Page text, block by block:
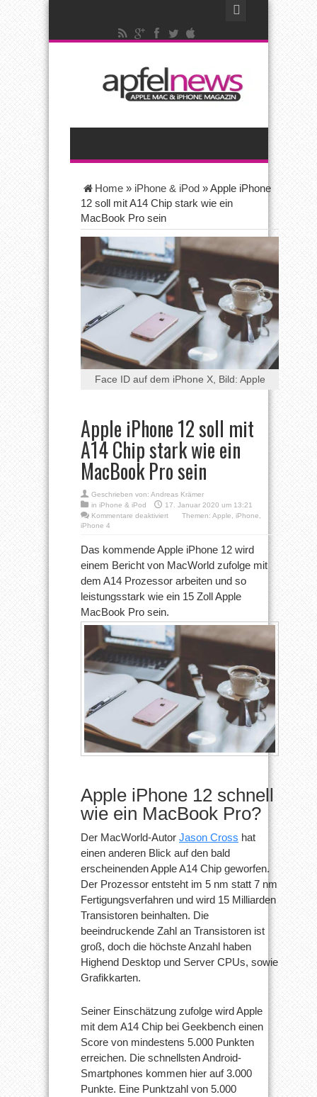
Home » iPhone & iPod »Apple iPhone
12 soll mit A14 Chip stark wie ein
MacBook Pro sein
Face ID auf dem iPhone X, Bild: Apple
Apple iPhone 12 soll mit
A14 Chip stark wie ein
MacBook Pro sein
Geschrieben von: Andreas Krämer
in iPhone & iPod
17. Januar 2020 um 13:21
Kommentare deaktiviertfür
soll
mit
Chip
stark
ein
MacBook
sein
Themen: Apple iPhone
iPhone 4
Das kommende Apple iPhone 12 wird
einem Bericht von MacWorld zufolge mit
dem A14 Prozessor arbeiten und so
leistungsstark wie ein 15 Zoll Apple
MacBook Pro sein.
Apple iPhone 12 schnell
wie ein MacBook Pro?
Der MacWorld-Autor Jason Cross hat
einen anderen Blick auf den bald
erscheinenden Apple A14 Chip geworfen.
Der Prozessor entsteht im 5 nm statt 7 nm
Fertigungsverfahren und wird 15 Milliarden
Transistoren beinhalten. Die
beeindruckende Zahl an Transistoren ist
groß, doch die höchste Anzahl haben
Highend Desktop und Server CPUs, sowie
Grafikkarten.
Seiner Einschätzung zufolge wird Apple
mit dem A14 Chip bei Geekbench einen
Score von mindestens 5.000 Punkten
erreichen. Die schnellsten Android-
Smartphones kommen hier auf 3.000
Punkte. Eine Punktzahl von 5.000